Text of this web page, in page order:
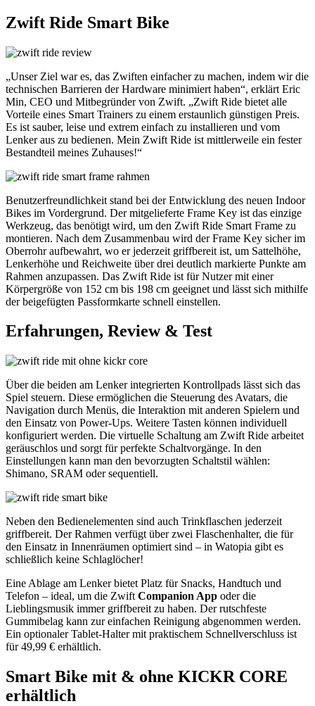
Zwift Ride Smart Bike
„Unser Ziel war es, das Zwiften einfacher zu machen, indem wir die
technischen Barrieren der Hardware minimiert haben“, erklärt Eric
Min, CEO und Mitbegründer von Zwift. „Zwift Ride bietet alle
Vorteile eines Smart Trainers zu einem erstaunlich günstigen Preis.
Es ist sauber, leise und extrem einfach zu installieren und vom
Lenker aus zu bedienen. Mein Zwift Ride ist mittlerweile ein fester
Bestandteil meines Zuhauses!“
Benutzerfreundlichkeit stand bei der Entwicklung des neuen Indoor
Bikes im Vordergrund. Der mitgelieferte Frame Key ist das einzige
Werkzeug, das benötigt wird, um den Zwift Ride Smart Frame zu
montieren. Nach dem Zusammenbau wird der Frame Key sicher im
Oberrohr aufbewahrt, wo er jederzeit griffbereit ist, um Sattelhöhe,
Lenkerhöhe und Reichweite über drei deutlich markierte Punkte am
Rahmen anzupassen. Das Zwift Ride ist für Nutzer mit einer
Körpergröße von 152 cm bis 198 cm geeignet und lässt sich mithilfe
der beigefügten Passformkarte schnell einstellen.
Erfahrungen, Review & Test
Über die beiden am Lenker integrierten Kontrollpads lässt sich das
Spiel steuern. Diese ermöglichen die Steuerung des Avatars, die
Navigation durch Menüs, die Interaktion mit anderen Spielern und
den Einsatz von Power-Ups. Weitere Tasten können individuell
konfiguriert werden. Die virtuelle Schaltung am Zwift Ride arbeitet
geräuschlos und sorgt für perfekte Schaltvorgänge. In den
Einstellungen kann man den bevorzugten Schaltstil wählen:
Shimano, SRAM oder sequentiell.
Neben den Bedienelementen sind auch Trinkflaschen jederzeit
griffbereit. Der Rahmen verfügt über zwei Flaschenhalter, die für
den Einsatz in Innenräumen optimiert sind – in Watopia gibt es
schließlich keine Schlaglöcher!
Eine Ablage am Lenker bietet Platz für Snacks, Handtuch und
Telefon – ideal, um die Zwift Companion App oder die
Lieblingsmusik immer griffbereit zu haben. Der rutschfeste
Gummibelag kann zur einfachen Reinigung abgenommen werden.
Ein optionaler Tablet-Halter mit praktischem Schnellverschluss ist
für 49,99 € erhältlich.
Smart Bike mit & ohne KICKR CORE
erhältlich